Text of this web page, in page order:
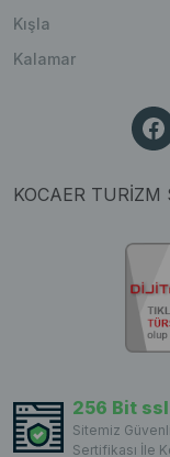
Kışla
Kalamar
KOCAER
256 Bit ssl
Sitemiz
Sertifikası İle